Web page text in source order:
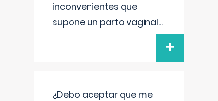
inconvenientes que
supone un parto vaginal...
+
¿Debo aceptar que me